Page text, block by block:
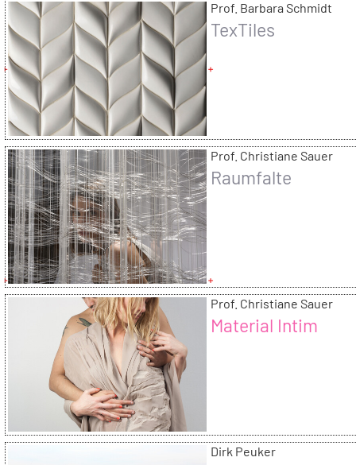
Prof. Barbara Schmidt
TexTiles
Prof. Christiane Sauer
Raumfalte
Prof. Christiane Sauer
Material Intim
Dirk Peuker